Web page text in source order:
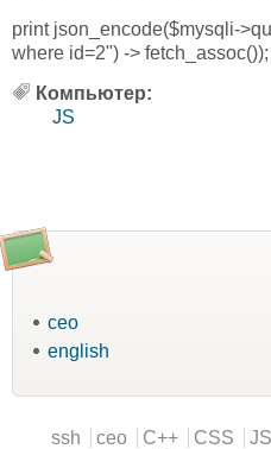
print json_encode($mysqli-
where id=2") -> fetch_assoc());
Компьютер:
JS
ceo
english
Main menu
ssh ceo C++ CSS JS